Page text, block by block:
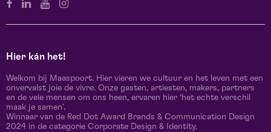
Hier kán het!
Welkom bij Maaspoort. Hier vieren we cultuur en het leven met een
onvervalst joie de vivre. Onze gasten, artiesten, makers, partners
en de vele mensen om ons heen, ervaren hier ‘het echte verschil
maak je samen’.
Winnaar van de Red Dot Award Brands & Communication Design
2024 in de categorie Corporate Design & Identity.